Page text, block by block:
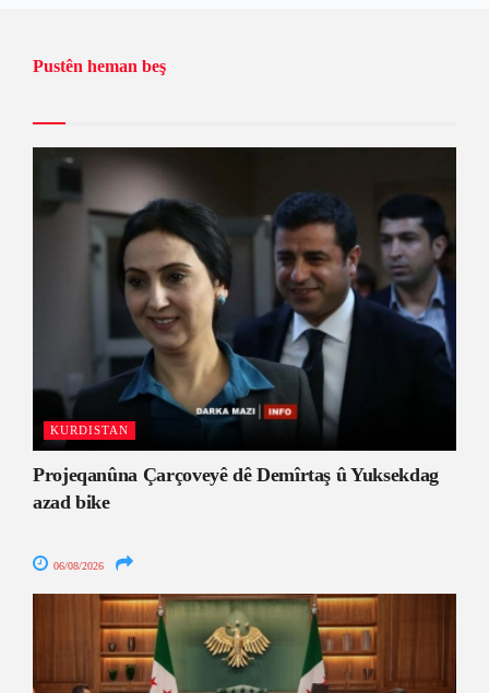
Pustên heman beş
KURDISTAN
Projeqanûna Çarçoveyê dê Demîrtaş û Yuksekdag
azad bike
06/08/2026